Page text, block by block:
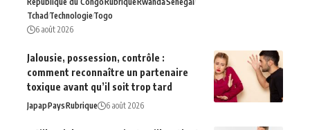
TchadTechnologieTogo
6 août 2026
Jalousie, possession, contrôle :
comment reconnaître un partenaire
toxique avant qu’il soit trop tard
JapapPaysRubrique 6 août 2026